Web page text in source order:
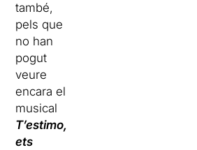
també,
pels que
no han
pogut
veure
encara el
musical
T’estimo,
ets